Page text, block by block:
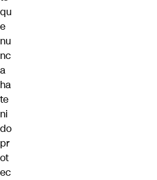
qu
e
nu
nc
a
ha
te
ni
do
pr
ot
ec